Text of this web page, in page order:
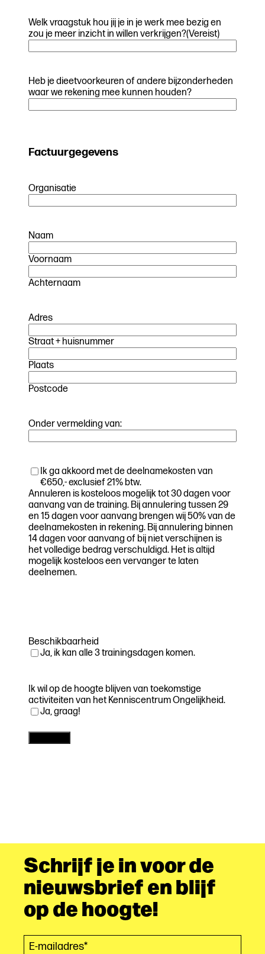
Welk vraagstuk hou jij je in je werk mee bezig en
zou je meer inzicht in willen verkrijgen?(Vereist)
Heb je dieetvoorkeuren of andere bijzonderheden
waar we rekening mee kunnen houden?
Factuurgegevens
Organisatie
Naam
Voornaam
Achternaam
Adres
Straat + huisnummer
Plaats
Postcode
Onder vermelding van:
Akkoord
deelnamekosten
Ik ga akkoord met de deelnamekosten van
€650,- exclusief 21% btw.
Annuleren is kosteloos mogelijk tot 30 dagen voor
aanvang van de training. Bij annulering tussen 29
en 15 dagen voor aanvang brengen wij 50% van de
deelnamekosten in rekening. Bij annulering binnen
14 dagen voor aanvang of bij niet verschijnen is
het volledige bedrag verschuldigd. Het is altijd
mogelijk kosteloos een vervanger te laten
deelnemen.
Beschikbaarheid
Ja, ik kan alle 3 trainingsdagen komen.
Ik wil op de hoogte blijven van toekomstige
activiteiten van het Kenniscentrum Ongelijkheid.
Ja, graag!
Schrijf je in voor de
nieuwsbrief en blijf
op de hoogte!